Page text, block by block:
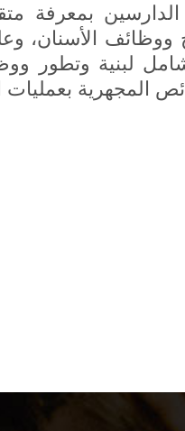
الدارسين بمعرفة
ووظائف الأسنان،
لبنية وتطور
المجهرية بعمليات